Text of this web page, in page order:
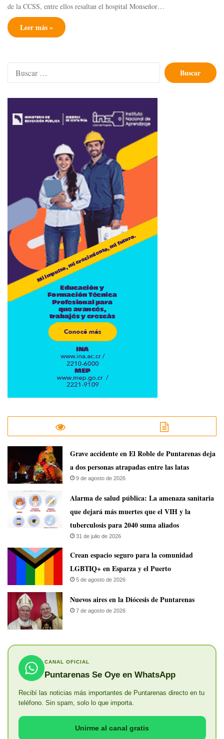
de la CCSS, entre ellos resaltan el hospital Monseñor…
Leer más »
Buscar:
Grave accidente en El Roble de Puntarenas deja
a dos personas atrapadas entre las latas
9 de agosto de 2026
​Alarma de salud pública: La amenaza sanitaria
que dejará más muertes que el VIH y la
tuberculosis para 2040 suma aliados
31 de julio de 2026
Crean espacio seguro para la comunidad
LGBTIQ+ en Esparza y el Puerto
5 de agosto de 2026
​Nuevos aires en la Diócesis de Puntarenas
7 de agosto de 2026
CANAL OFICIAL
Puntarenas Se Oye en WhatsApp
Recibí las noticias más importantes de Puntarenas directo en tu
teléfono. Sin spam, solo lo que importa.
Unirme al canal gratis